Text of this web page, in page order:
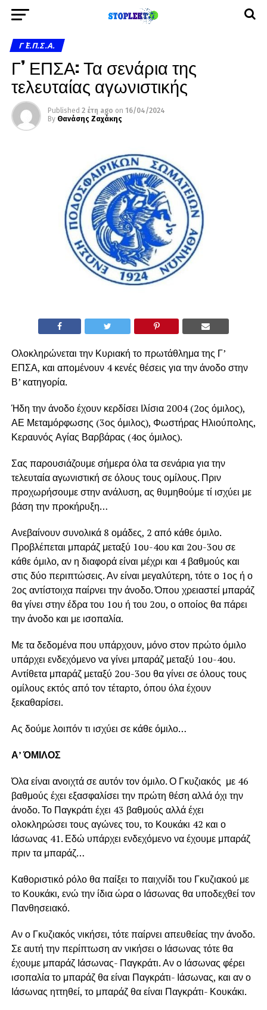
Γ΄ Ε.Π.Σ.Α.
Γ’ ΕΠΣΑ: Τα σενάρια της
τελευταίας αγωνιστικής
Published 2 έτη ago on 16/04/2024
By Θανάσης Ζαχάκης
Ολοκληρώνεται την Κυριακή το πρωτάθλημα της Γ’
ΕΠΣΑ, και απομένουν 4 κενές θέσεις για την άνοδο στην
Β’ κατηγορία.
Ήδη την άνοδο έχουν κερδίσει Ιλίσια 2004 (2ος όμιλος),
ΑΕ Μεταμόρφωσης (3ος όμιλος), Φωστήρας Ηλιούπολης,
Κεραυνός Αγίας Βαρβάρας (4ος όμιλος).
Σας παρουσιάζουμε σήμερα όλα τα σενάρια για την
τελευταία αγωνιστική σε όλους τους ομίλους. Πριν
προχωρήσουμε στην ανάλυση, ας θυμηθούμε τί ισχύει με
βάση την προκήρυξη…
Ανεβαίνουν συνολικά 8 ομάδες, 2 από κάθε όμιλο.
Προβλέπεται μπαράζ μεταξύ 1ου-4ου και 2ου-3ου σε
κάθε όμιλο, αν η διαφορά είναι μέχρι και 4 βαθμούς και
στις δύο περιπτώσεις. Αν είναι μεγαλύτερη, τότε ο 1ος ή ο
2ος αντίστοιχα παίρνει την άνοδο. Όπου χρειαστεί μπαράζ
θα γίνει στην έδρα του 1ου ή του 2ου, ο οποίος θα πάρει
την άνοδο και με ισοπαλία.
Με τα δεδομένα που υπάρχουν, μόνο στον πρώτο όμιλο
υπάρχει ενδεχόμενο να γίνει μπαράζ μεταξύ 1ου-4ου.
Αντίθετα μπαράζ μεταξύ 2ου-3ου θα γίνει σε όλους τους
ομίλους εκτός από τον τέταρτο, όπου όλα έχουν
ξεκαθαρίσει.
Ας δούμε λοιπόν τι ισχύει σε κάθε όμιλο…
Α’ ΌΜΙΛΟΣ
Όλα είναι ανοιχτά σε αυτόν τον όμιλο. Ο Γκυζιακός με 46
βαθμούς έχει εξασφαλίσει την πρώτη θέση αλλά όχι την
άνοδο. Το Παγκράτι έχει 43 βαθμούς αλλά έχει
ολοκληρώσει τους αγώνες του, το Κουκάκι 42 και ο
Ιάσωνας 41. Εδώ υπάρχει ενδεχόμενο να έχουμε μπαράζ
πριν τα μπαράζ…
Καθοριστικό ρόλο θα παίξει το παιχνίδι του Γκυζιακού με
το Κουκάκι, ενώ την ίδια ώρα ο Ιάσωνας θα υποδεχθεί τον
Πανθησειακό.
Αν ο Γκυζιακός νικήσει, τότε παίρνει απευθείας την άνοδο.
Σε αυτή την περίπτωση αν νικήσει ο Ιάσωνας τότε θα
έχουμε μπαράζ Ιάσωνας- Παγκράτι. Αν ο Ιάσωνας φέρει
ισοπαλία το μπαράζ θα είναι Παγκράτι- Ιάσωνας, και αν ο
Ιάσωνας ηττηθεί, το μπαράζ θα είναι Παγκράτι- Κουκάκι.